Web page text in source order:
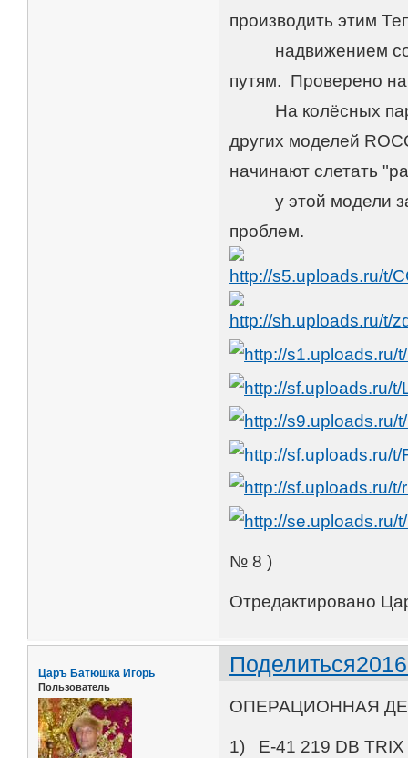
производить этим
надвижением
путям. Проверено
На колёсных
других моделей
начинают слетать
у этой модели за
проблем.
№ 8 )
Отредактировано
Поделиться
Царъ Батюшка Игорь
Пользователь
ОПЕРАЦИОННАЯ
1) E-41 219 DB TRIX